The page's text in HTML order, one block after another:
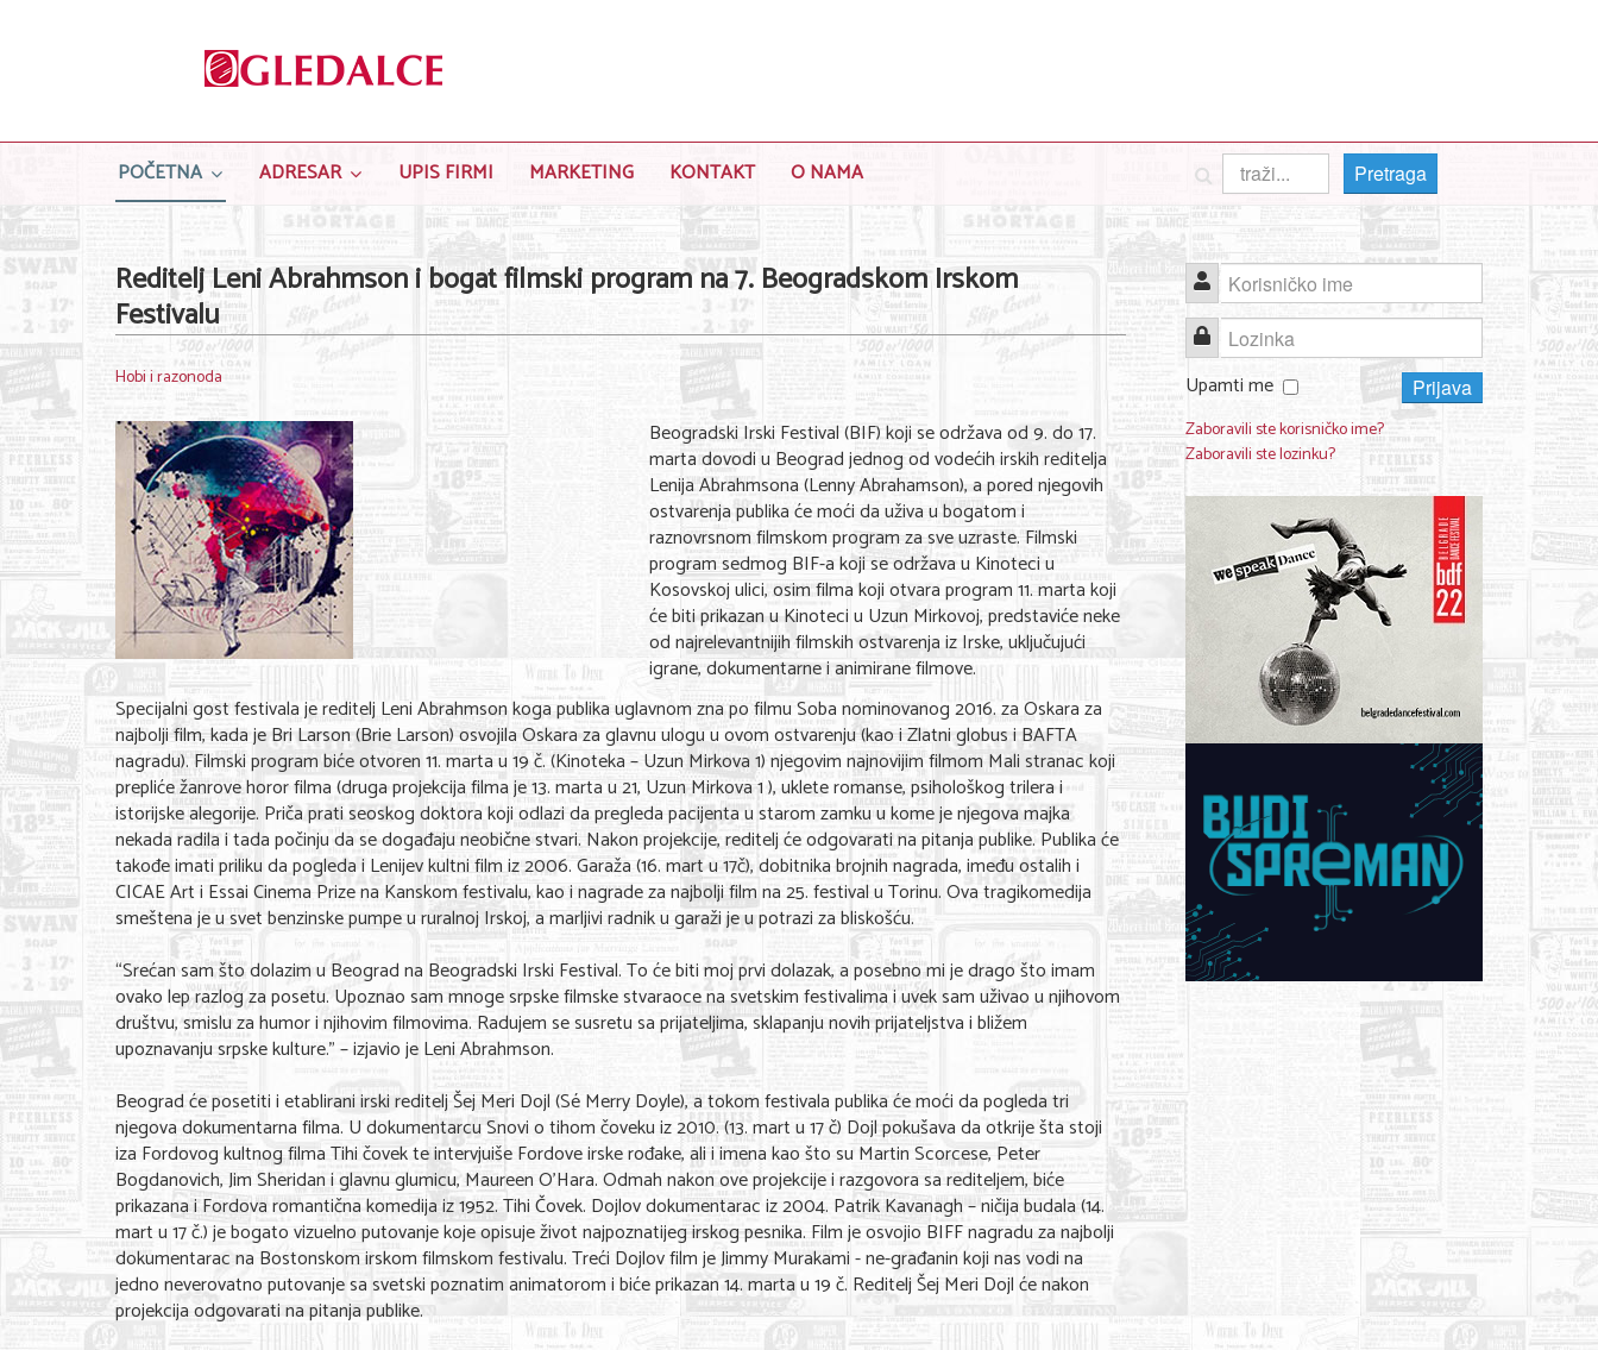
POČETNA ADRESAR UPIS FIRMI MARKETING KONTAKT O NAMA Pretraga
Reditelj Leni Abrahmson i bogat filmski program na 7. Beogradskom Irskom
Festivalu
Hobi i razonoda
Beogradski Irski Festival (BIF) koji se održava od 9. do 17.
marta dovodi u Beograd jednog od vodećih irskih reditelja
Lenija Abrahmsona (Lenny Abrahamson), a pored njegovih
ostvarenja publika će moći da uživa u bogatom i
raznovrsnom filmskom program za sve uzraste. Filmski
program sedmog BIF-a koji se održava u Kinoteci u
Kosovskoj ulici, osim filma koji otvara program 11. marta koji
će biti prikazan u Kinoteci u Uzun Mirkovoj, predstaviće neke
od najrelevantnijih filmskih ostvarenja iz Irske, uključujući
igrane, dokumentarne i animirane filmove.
Specijalni gost festivala je reditelj Leni Abrahmson koga publika uglavnom zna po filmu Soba nominovanog 2016. za Oskara za
najbolji film, kada je Bri Larson (Brie Larson) osvojila Oskara za glavnu ulogu u ovom ostvarenju (kao i Zlatni globus i BAFTA
nagradu). Filmski program biće otvoren 11. marta u 19 č. (Kinoteka – Uzun Mirkova 1) njegovim najnovijim filmom Mali stranac koji
prepliće žanrove horor filma (druga projekcija filma je 13. marta u 21, Uzun Mirkova 1 ), uklete romanse, psihološkog trilera i
istorijske alegorije. Priča prati seoskog doktora koji odlazi da pregleda pacijenta u starom zamku u kome je njegova majka
nekada radila i tada počinju da se događaju neobične stvari. Nakon projekcije, reditelj će odgovarati na pitanja publike. Publika će
takođe imati priliku da pogleda i Lenijev kultni film iz 2006. Garaža (16. mart u 17č), dobitnika brojnih nagrada, imeđu ostalih i
CICAE Art i Essai Cinema Prize na Kanskom festivalu, kao i nagrade za najbolji film na 25. festival u Torinu. Ova tragikomedija
smeštena je u svet benzinske pumpe u ruralnoj Irskoj, a marljivi radnik u garaži je u potrazi za bliskošću.
“Srećan sam što dolazim u Beograd na Beogradski Irski Festival. To će biti moj prvi dolazak, a posebno mi je drago što imam
ovako lep razlog za posetu. Upoznao sam mnoge srpske filmske stvaraoce na svetskim festivalima i uvek sam uživao u njihovom
društvu, smislu za humor i njihovim filmovima. Radujem se susretu sa prijateljima, sklapanju novih prijateljstva i bližem
upoznavanju srpske kulture.” – izjavio je Leni Abrahmson.
Beograd će posetiti i etablirani irski reditelj Šej Meri Dojl (Sé Merry Doyle), a tokom festivala publika će moći da pogleda tri
njegova dokumentarna filma. U dokumentarcu Snovi o tihom čoveku iz 2010. (13. mart u 17 č) Dojl pokušava da otkrije šta stoji
iza Fordovog kultnog filma Tihi čovek te intervjuiše Fordove irske rođake, ali i imena kao što su Martin Scorcese, Peter
Bogdanovich, Jim Sheridan i glavnu glumicu, Maureen O’Hara. Odmah nakon ove projekcije i razgovora sa rediteljem, biće
prikazana i Fordova romantična komedija iz 1952. Tihi Čovek. Dojlov dokumentarac iz 2004. Patrik Kavanagh – ničija budala (14.
mart u 17 č.) je bogato vizuelno putovanje koje opisuje život najpoznatijeg irskog pesnika. Film je osvojio BIFF nagradu za najbolji
dokumentarac na Bostonskom irskom filmskom festivalu. Treći Dojlov film je Jimmy Murakami - ne-građanin koji nas vodi na
jedno neverovatno putovanje sa svetski poznatim animatorom i biće prikazan 14. marta u 19 č. Reditelj Šej Meri Dojl će nakon
projekcija odgovarati na pitanja publike.
Korisničko ime
Lozinka
Upamti me
Prijava
Zaboravili ste korisničko ime?
Zaboravili ste lozinku?